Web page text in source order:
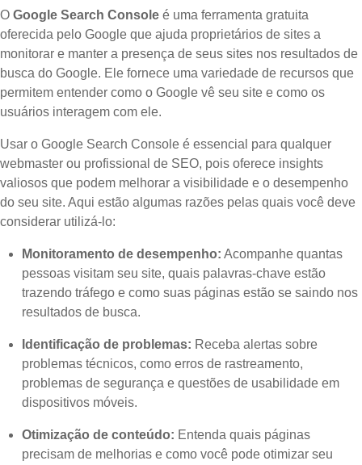
O Google Search Console é uma ferramenta gratuita
oferecida pelo Google que ajuda proprietários de sites a
monitorar e manter a presença de seus sites nos resultados de
busca do Google. Ele fornece uma variedade de recursos que
permitem entender como o Google vê seu site e como os
usuários interagem com ele.
Usar o Google Search Console é essencial para qualquer
webmaster ou profissional de SEO, pois oferece insights
valiosos que podem melhorar a visibilidade e o desempenho
do seu site. Aqui estão algumas razões pelas quais você deve
considerar utilizá-lo:
Monitoramento de desempenho: Acompanhe quantas
pessoas visitam seu site, quais palavras-chave estão
trazendo tráfego e como suas páginas estão se saindo nos
resultados de busca.
Identificação de problemas: Receba alertas sobre
problemas técnicos, como erros de rastreamento,
problemas de segurança e questões de usabilidade em
dispositivos móveis.
Otimização de conteúdo: Entenda quais páginas
precisam de melhorias e como você pode otimizar seu